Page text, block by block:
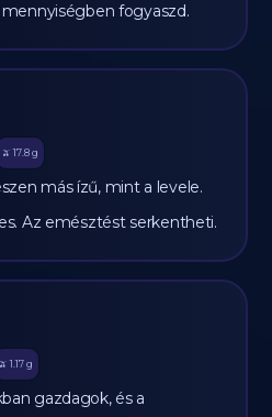
fogyaszd.
🫒 17.8 g
más ízű, mint a levele.
Az emésztést serkentheti.
🫒 1.17 g
gazdagok, és a